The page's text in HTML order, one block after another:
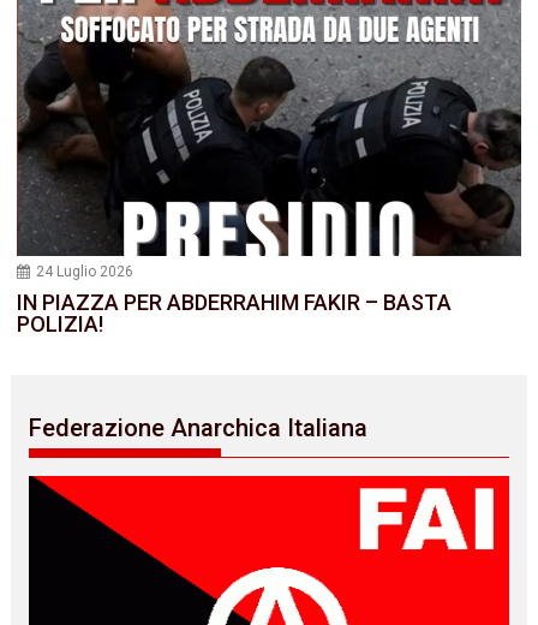
24 Luglio 2026
IN PIAZZA PER ABDERRAHIM FAKIR – BASTA
POLIZIA!
Federazione Anarchica Italiana